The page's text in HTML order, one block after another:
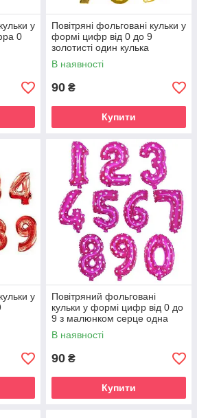
у
0
Повітряні фольговані кульки у
формі цифр від 0 до 9
золотисті один кулька
В наявності
90 ₴
Купити
у
Повітряний фольговані
кульки у формі цифр від 0 до
9 з малюнком серце одна
цифра
В наявності
90 ₴
Купити